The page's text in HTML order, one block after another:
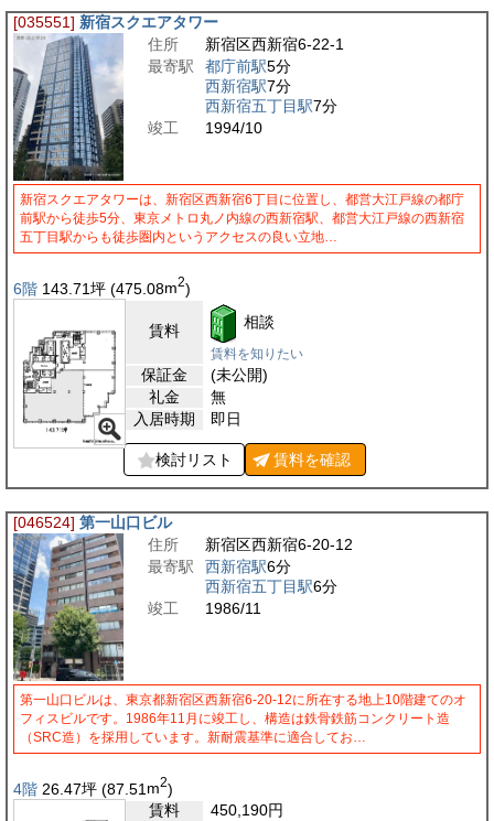
[035551] 新宿スクエアタワー
住所
新宿区西新宿6-22-1
最寄駅
都庁前駅5分
西新宿駅7分
西新宿五丁目駅7分
竣工
1994/10
新宿スクエアタワーは、新宿区西新宿6丁目に位置し、都営大江戸線の都庁
前駅から徒歩5分、東京メトロ丸ノ内線の西新宿駅、都営大江戸線の西新宿
五丁目駅からも徒歩圏内というアクセスの良い立地…
6階 143.71坪 (475.08m2)
賃料 相談
賃料を知りたい
保証金
(未公開)
礼金
無
入居時期
即日
検討リスト 賃料を確認
[046524] 第一山口ビル
住所
新宿区西新宿6-20-12
最寄駅
西新宿駅6分
西新宿五丁目駅6分
竣工
1986/11
第一山口ビルは、東京都新宿区西新宿6-20-12に所在する地上10階建てのオ
フィスビルです。1986年11月に竣工し、構造は鉄骨鉄筋コンクリート造
（SRC造）を採用しています。新耐震基準に適合してお…
4階 26.47坪 (87.51 m2)
賃料
450,190円